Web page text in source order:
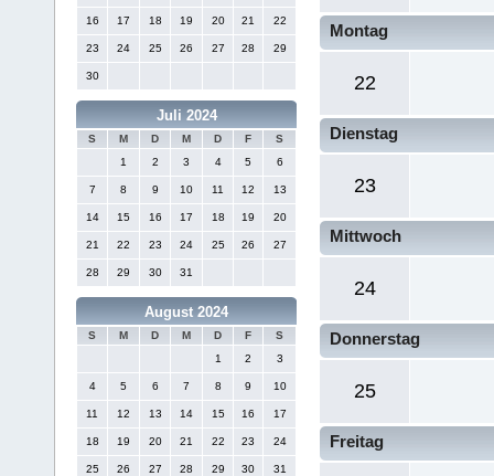
16 17 18 19 20 21 22
23 24 25 26 27 28 29
30
Juli 2024
S M D M D F
S
1
2 3 4 5 6
7 8 9 10 11 12 13
14 15 16 17 18 19 20
21 22 23 24 25 26 27
28 29 30 31
August 2024
S M D M D F
S
1
2 3
4 5 6 7 8 9 10
11 12 13 14 15 16 17
18 19 20 21 22 23 24
25 26 27 28 29 30 31
Montag
22
Dienstag
23
Mittwoch
24
Donnerstag
25
Freitag